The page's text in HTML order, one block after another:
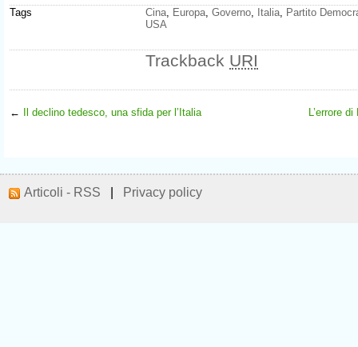
Tags Cina, Europa, Governo, Italia, Partito
USA
Trackback URI
← Il declino tedesco, una sfida per l’Italia L’errore
Articoli - RSS Privacy policy